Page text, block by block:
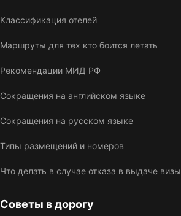
Классификация отелей
Маршруты для тех кто боится летать
Рекомендации МИД РФ
Сокращения на английском языке
Сокращения на русском языке
Типы размещений и номеров
Что делать в случае отказа в выдаче визы
Советы в дорогу